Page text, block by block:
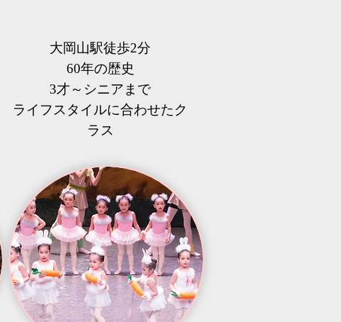
大岡山駅徒歩2分
60年の歴史
3才～シニアまで
​ライフスタイルに合わせたク
ラス